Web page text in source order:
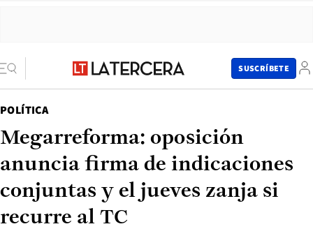
SUSCRÍBETE
POLÍTICA
Megarreforma: oposición
anuncia firma de indicaciones
conjuntas y el jueves zanja si
recurre al TC